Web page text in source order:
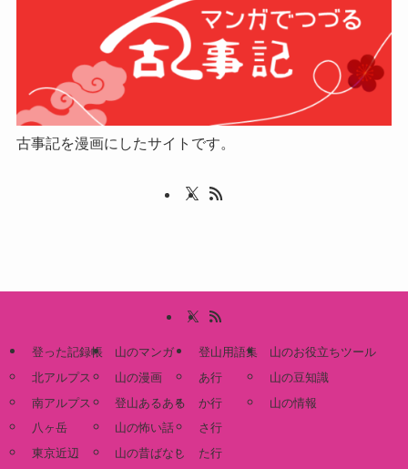
古事記を漫画にしたサイトです。
登った記録帳
北アルプス
南アルプス
八ヶ岳
東京近辺
山のマンガ
山の漫画
登山あるある
山の怖い話
山の昔ばなし
登山用語集
あ行
か行
さ行
た行
山のお役立ちツール
山の豆知識
山の情報